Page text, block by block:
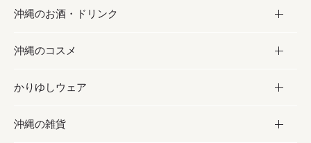
海産物
沖縄料理
沖縄そば／乾麺
レトルト食品
乾物／粉類
砂糖／黒砂糖
塩
お酢／ドレッシング
しょうゆ
お菓子
黒糖
ちんすこう
伝統菓子
沖縄のお酒・ドリンク
お酒・ドリンク
泡盛
ビール・チューハイ
沖縄のコスメ
コスメ
スキンケア
かりゆしウェア
かりゆしウェア
沖縄の雑貨